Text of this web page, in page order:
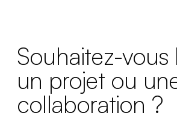
Souhaitez-vous
un projet ou
collaboration ?